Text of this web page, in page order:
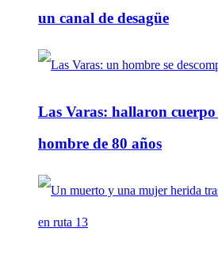
un canal de desagüe
Las Varas: hallaron
hombre de 80 años